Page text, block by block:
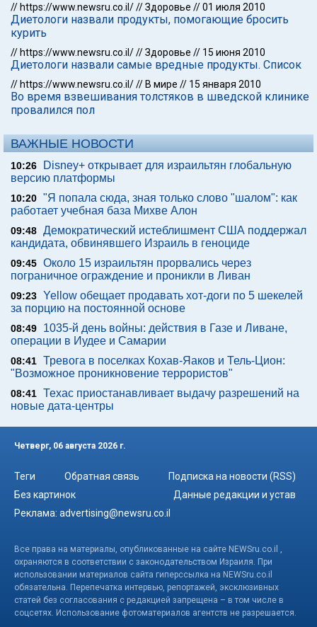
// https://www.newsru.co.il///Здоровье //01 июля 2010
Диетологи назвали продукты, помогающие бросить
курить
// https://www.newsru.co.il///Здоровье // 15 июня 2010
Диетологи назвали самые вредные продукты. Список
// https://www.newsru.co.il/// В мире // 15 января 2010
Во время взвешивания толстяков в шведской клинике
провалился пол
ВАЖНЫЕ НОВОСТИ
10:26
Disney+ открывает для израильтян глобальную
версию платформы
10:20 "Я попала сюда, зная только слово "шалом": как
работает учебная база Михве Алон
09:48 Демократический истеблишмент США поддержал
кандидата, обвинявшего Израиль в геноциде
09:45 Около 15 израильтян прорвались через
пограничное ограждение и проникли в Ливан
09:23 Yellow обещает продавать хот-доги по 5 шекелей
за порцию на постоянной основе
08:49
1035-й день войны: действия в Газе и Ливане,
операции в Иудее и Самарии
08:41 Тревога в поселках Кохав-Яаков и Тель-Цион:
"Возможное проникновение террористов"
08:41 Техас приостанавливает выдачу разрешений на
новые дата-центры
Четверг, 06 августа 2026 г.
Теги Обратная связь
Подписка на новости (RSS)
Без картинок
Данные редакции и устав
Реклама: advertising@newsru.co.il
Все права на материалы, опубликованные на сайте NEWSru.co.il ,
охраняются в соответствии с законодательством Израиля. При
использовании материалов сайта гиперссылка на NEWSru.co.il
обязательна. Перепечатка интервью, репортажей, эксклюзивных
статей без согласования с редакцией запрещена – в том числе в
соцсетях. Использование фотоматериалов агентств не разрешается.